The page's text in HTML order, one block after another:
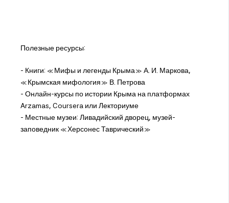
Полезные ресурсы:
- Книги: «Мифы и легенды Крыма» А. И. Маркова,
«Крымская мифология» В. Петрова
- Онлайн-курсы по истории Крыма на платформах
Arzamas, Coursera или Лекториуме
- Местные музеи: Ливадийский дворец, музей-
заповедник «Херсонес Таврический»